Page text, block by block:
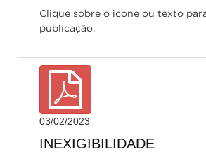
Clique sobre o icone ou texto
publicação.
03/02/2023
INEXIGIBILIDADE